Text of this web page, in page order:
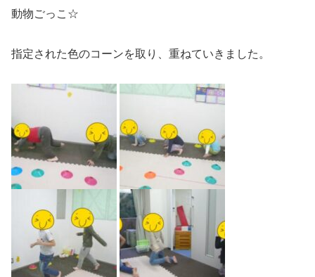
動物ごっこ☆
指定された色のコーンを取り、重ねていきました。